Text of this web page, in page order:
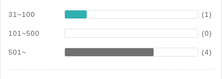
31~100 (1)
101~500 (0)
501~ (4)